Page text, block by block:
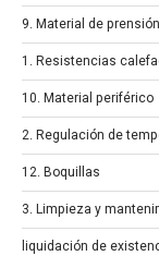
9. Material de prensión
1. Resistencias
10. Material periférico
2. Regulación de
12. Boquillas
3. Limpieza y
liquidación de